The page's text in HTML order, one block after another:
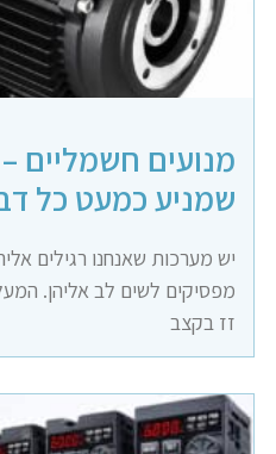
מנועים חשמליים
שמניע כמעט כל
יש מערכות שאנחנו רגילים
מפסיקים לשים לב אליהן.
זז בקצב